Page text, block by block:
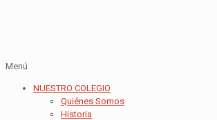
Menú
NUESTRO COLEGIO
Quiénes Somos
Historia